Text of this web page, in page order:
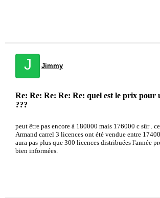
J Jimmy
Re: Re: Re: Re: Re: quel est le prix pour
???
peut être pas encore à 180000 mais 176000 c sûr .
Armand carrel 3 licences ont été vendue entre
aura pas plus que 300 licences distribuées l'année
bien informées.